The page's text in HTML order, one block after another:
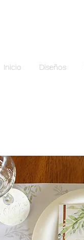
Inicio Diseños